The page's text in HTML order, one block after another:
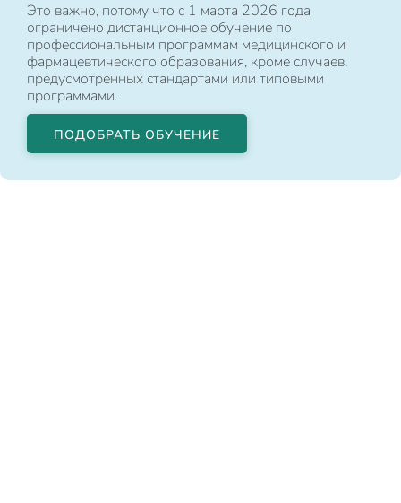
Это важно, потому что с 1 марта 2026 года
ограничено дистанционное обучение по
профессиональным программам медицинского и
фармацевтического образования, кроме случаев,
предусмотренных стандартами или типовыми
программами.
ПОДОБРАТЬ ОБУЧЕНИЕ